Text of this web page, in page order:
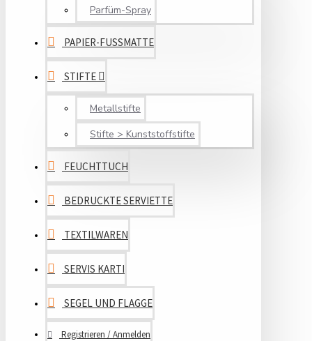
Parfüm-Spray
PAPIER-FUSSMATTE
STIFTE
Metallstifte
Stifte > Kunststoffstifte
FEUCHTTUCH
BEDRUCKTE SERVIETTE
TEXTILWAREN
SERVIS KARTI
SEGEL UND FLAGGE
Registrieren / Anmelden